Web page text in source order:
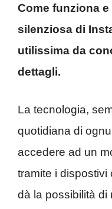
Come funziona e
silenziosa di
utilissima da
dettagli.
La tecnologia,
quotidiana di
accedere ad un
tramite i dispostivi
dà la possibilità di